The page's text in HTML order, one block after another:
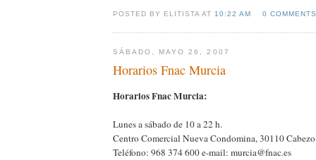
POSTED BY ELITISTA AT 10:22 AM 0 COMMENTS
SÁBADO, MAYO 26, 2007
Horarios Fnac Murcia
Horarios Fnac Murcia:
Lunes a sábado de 10 a 22 h.
Centro Comercial Nueva Condomina, 30110
Teléfono: 968 374 600 e-mail: murcia@fnac.es